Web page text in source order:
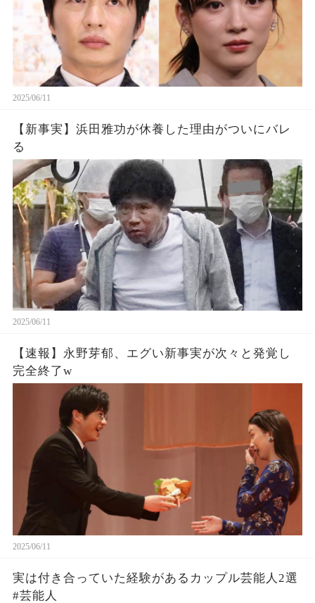
2025/06/11
【新事実】浜田雅功が休養した理由がついにバレ
る
2025/06/11
【速報】永野芽郁、エグい新事実が次々と発覚し
完全終了w
2025/06/11
実は付き合っていた経験があるカップル芸能人2選
#芸能人